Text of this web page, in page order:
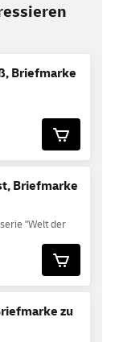
Briefmarke
Briefmarke
"Welt der
zu